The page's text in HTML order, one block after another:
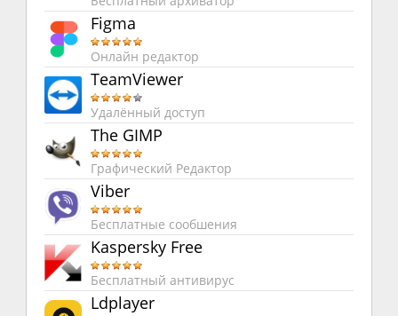
Figma
Онлайн редактор
TeamViewer
Удалённый доступ
The GIMP
Графический Редактор
Viber
Бесплатные сообшения
Kaspersky Free
Бесплатный антивирус
Ldplayer